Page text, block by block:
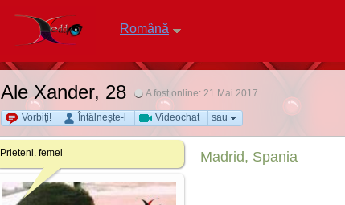
Română
Ale Xander, 28 A fost online: 21 Mai 2017
Vorbiți! Întâlnește-l Videochat sau
Prieteni. femei Madrid, Spania